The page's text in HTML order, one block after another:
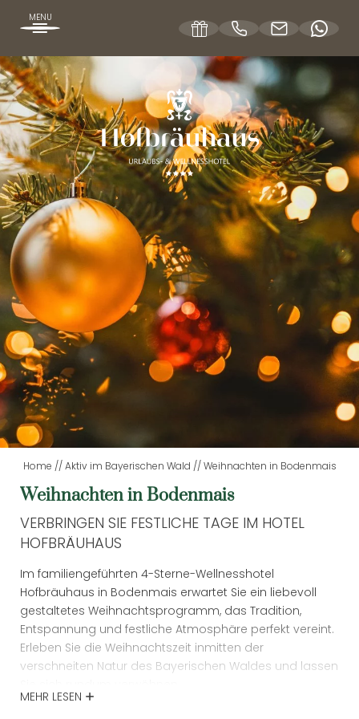
MENU
DE
DAS HOFBRÄUHAUS
ZIMMER UND PREISE
WELLNESSANGEBOTE
WELLNESSURLAUB
TAGESWELLNESS
LAST MINUTE
AKTIV IM BAYERISCHEN
WALD
Silvester in Bodenmais
Weihnachten in Bodenmais
Sommervergnügen
Winterabenteuer
Ausflugstipps für das ganze Jahr
Home //Aktiv im Bayerischen Wald //Weihnachten in Bodenmais
Weihnachten in Bodenmais
VERBRINGEN SIE FESTLICHE TAGE IM HOTEL
HOFBRÄUHAUS
Im familiengeführten 4-Sterne-Wellnesshotel
Hofbräuhaus in Bodenmais erwartet Sie ein liebevoll
gestaltetes Weihnachtsprogramm, das Tradition,
Entspannung und festliche Atmosphäre perfekt vereint.
Erleben Sie die Weihnachtszeit inmitten der
verschneiten Natur des Bayerischen Waldes und lassen
MEHR LESEN